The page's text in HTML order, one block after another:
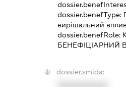
dossier.benefType:
вирішальний
dossier.benefRole:
БЕНЕФІЦІАРНИЙ
dossier.smida: